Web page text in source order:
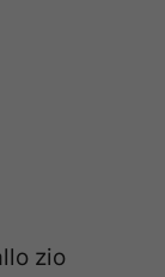
zio